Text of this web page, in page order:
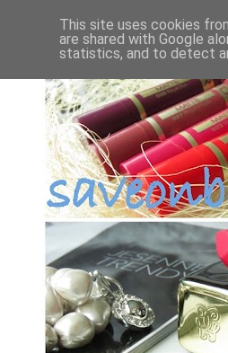
This site uses cookies
are shared with Google
statistics, and to detect